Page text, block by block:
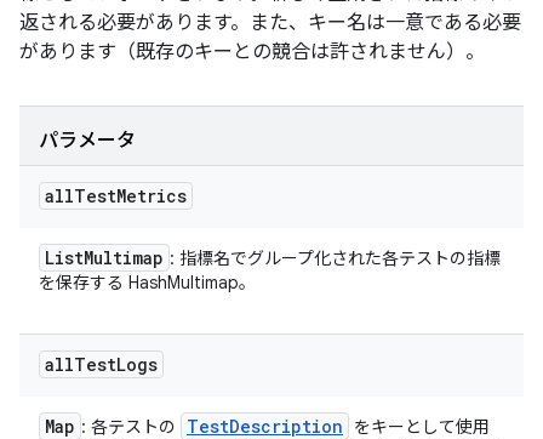
返される必要があります。また、キー名は一意である必要
があります（既存のキーとの競合は許されません）。
パラメータ
allTestMetrics
ListMultimap : 指標名でグループ化された各テストの指標
を保存する HashMultimap。
allTestLogs
Map : 各テストの TestDescription
をキーとして使用